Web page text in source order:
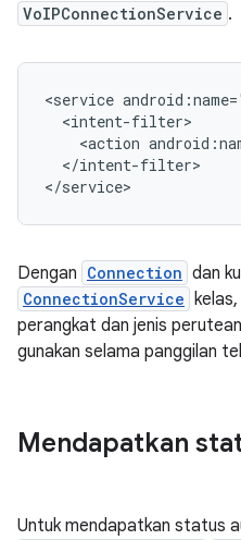
VoIPConnectionService .
<service
  <intent-filter>
<action
  </intent-filter>
Dengan Connection dan
ConnectionService
perangkat dan jenis
gunakan selama panggilan
Mendapatkan
Untuk mendapatkan status